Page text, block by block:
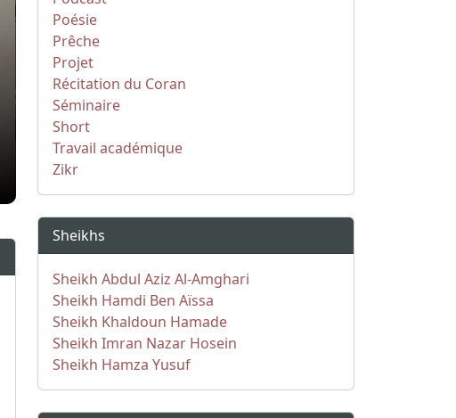
Poésie
Prêche
Projet
Récitation du Coran
Séminaire
Short
Travail académique
Zikr
Sheikhs
Sheikh Abdul Aziz Al-Amghari
Sheikh Hamdi Ben Aïssa
Sheikh Khaldoun Hamade
Sheikh Imran Nazar Hosein
Sheikh Hamza Yusuf